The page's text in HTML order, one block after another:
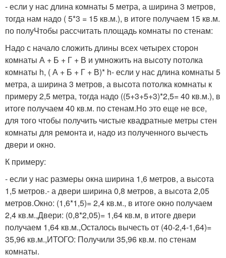
- если у нас длина комнаты 5 метра, а ширина 3 метров,
тогда нам надо ( 5*3 = 15 кв.м.), в итоге получаем 15 кв.м.
по полуЧтобы рассчитать площадь комнаты по стенам:
Надо с начало сложить длины всех четырех сторон
комнаты А + Б + Г + В и умножить на высоту потолка
комнаты h, ( А + Б + Г + В)* h- если у нас длина комнаты 5
метра, а ширина 3 метров, а высота потолка комнаты к
примеру 2,5 метра, тогда надо ((5+3+5+3)*2,5= 40 кв.м.), в
итоге получаем 40 кв.м. по стенам.Но это еще не все,
для того чтобы получить чистые квадратные метры стен
комнаты для ремонта и, надо из полученного вычесть
двери и окно.
К примеру:
- если у нас размеры окна ширина 1,6 метров, а высота
1,5 метров.- а двери ширина 0,8 метров, а высота 2,05
метров.Окно: (1,6*1,5)= 2,4 кв.м., в итоге окно получаем
2,4 кв.м.,Двери: (0,8*2,05)= 1,64 кв.м, в итоге двери
получаем 1,64 кв.м.,Осталось вычесть от (40-2,4-1,64)=
35,96 кв.м.,ИТОГО: Получили 35,96 кв.м. по стенам
комнаты.